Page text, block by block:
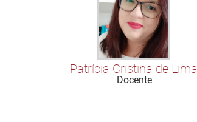
Docente
Patrícia Cristina de Lima